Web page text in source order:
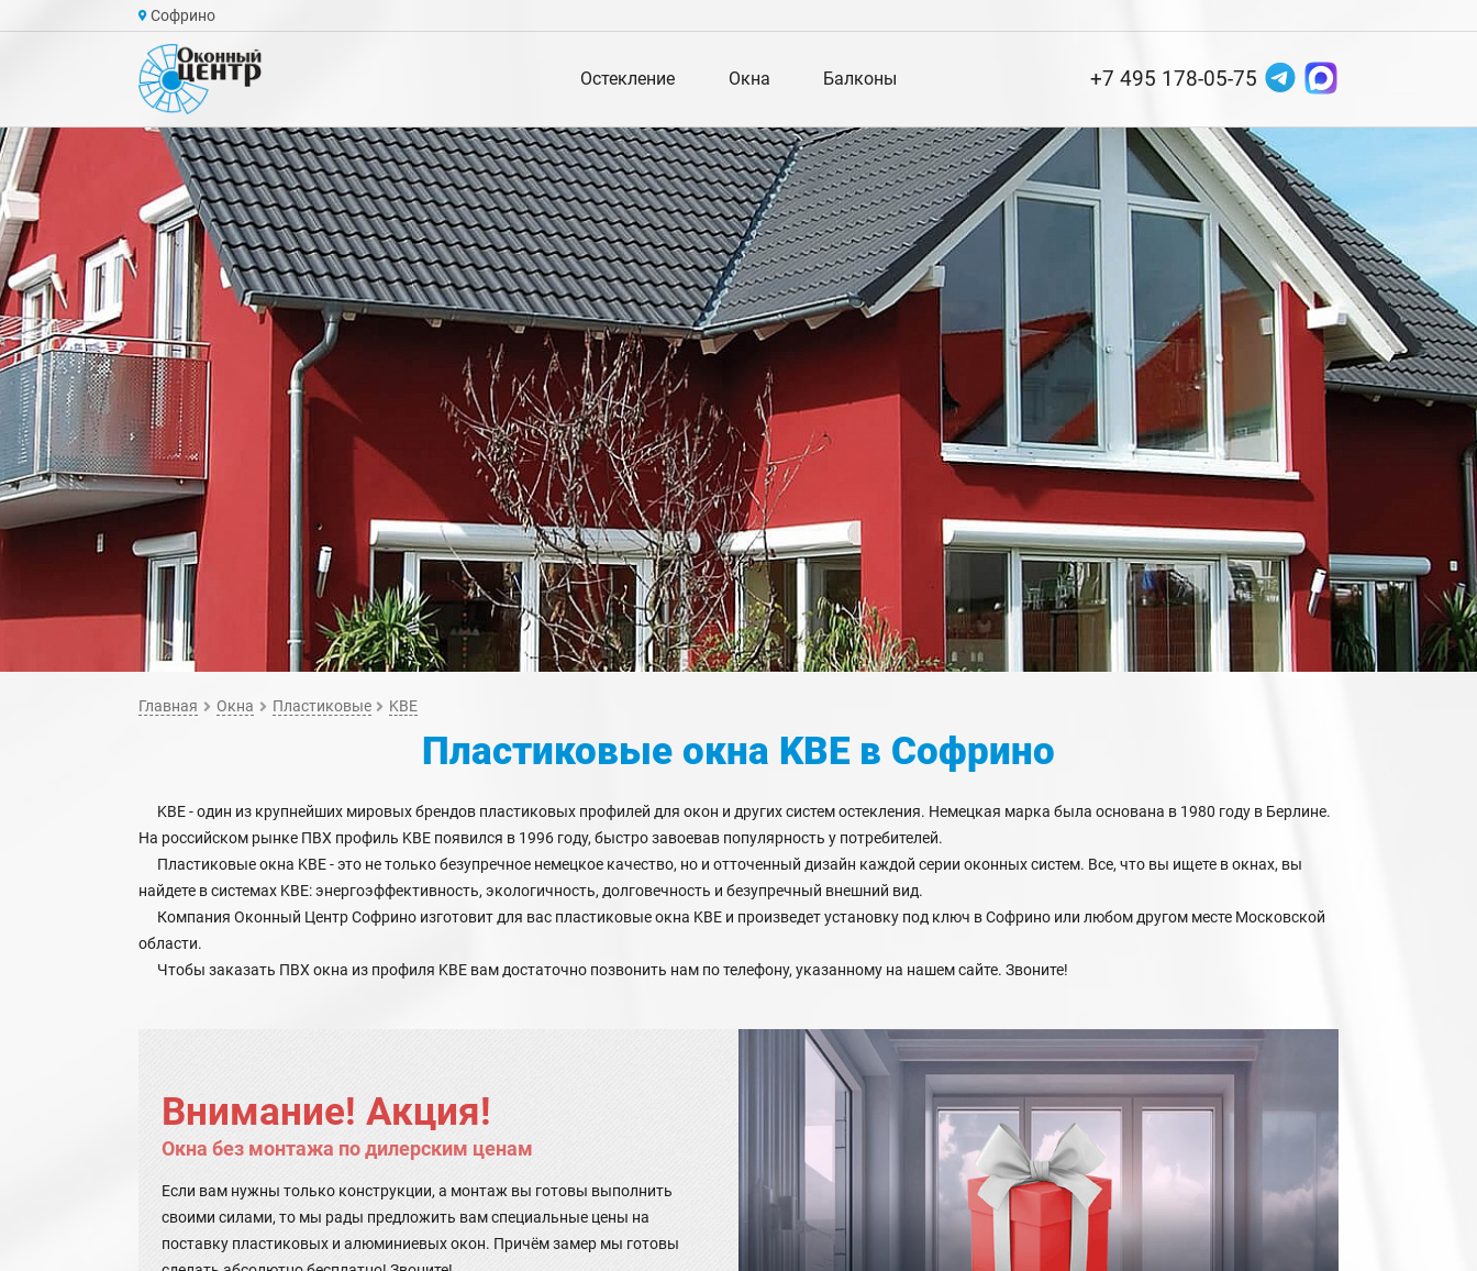
Софрино
Остекление Окна Балконы +7 495 178-05-75
Главная Окна Пластиковые KBE
Пластиковые окна KBE в Софрино
KBE - один из крупнейших мировых брендов пластиковых профилей для окон и других систем остекления. Немецкая марка была основана в 1980 году в Берлине.
На российском рынке ПВХ профиль KBE появился в 1996 году, быстро завоевав популярность у потребителей.
Пластиковые окна KBE - это не только безупречное немецкое качество, но и отточенный дизайн каждой серии оконных систем. Все, что вы ищете в окнах, вы
найдете в системах KBE: энергоэффективность, экологичность, долговечность и безупречный внешний вид.
Компания Оконный Центр Софрино изготовит для вас пластиковые окна KBE и произведет установку под ключ в Софрино или любом другом месте Московской
области.
Чтобы заказать ПВХ окна из профиля KBE вам достаточно позвонить нам по телефону, указанному на нашем сайте. Звоните!
Внимание! Акция!
Окна без монтажа по дилерским ценам
Если вам нужны только конструкции, а монтаж вы готовы выполнить
своими силами, то мы рады предложить вам специальные цены на
поставку пластиковых и алюминиевых окон. Причём замер мы готовы